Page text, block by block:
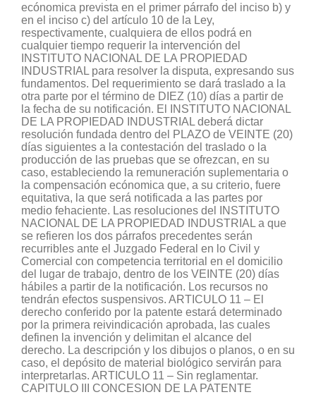
ecónomica prevista en el primer párrafo del inciso b) y
en el inciso c) del artículo 10 de la Ley,
respectivamente, cualquiera de ellos podrá en
cualquier tiempo requerir la intervención del
INSTITUTO NACIONAL DE LA PROPIEDAD
INDUSTRIAL para resolver la disputa, expresando sus
fundamentos. Del requerimiento se dará traslado a la
otra parte por el término de DIEZ (10) días a partir de
la fecha de su notificación. El INSTITUTO NACIONAL
DE LA PROPIEDAD INDUSTRIAL deberá dictar
resolución fundada dentro del PLAZO de VEINTE (20)
días siguientes a la contestación del traslado o la
producción de las pruebas que se ofrezcan, en su
caso, estableciendo la remuneración suplementaria o
la compensación ecónomica que, a su criterio, fuere
equitativa, la que será notificada a las partes por
medio fehaciente. Las resoluciones del INSTITUTO
NACIONAL DE LA PROPIEDAD INDUSTRIAL a que
se refieren los dos párrafos precedentes serán
recurribles ante el Juzgado Federal en lo Civil y
Comercial con competencia territorial en el domicilio
del lugar de trabajo, dentro de los VEINTE (20) días
hábiles a partir de la notificación. Los recursos no
tendrán efectos suspensivos. ARTICULO 11 – El
derecho conferido por la patente estará determinado
por la primera reivindicación aprobada, las cuales
definen la invención y delimitan el alcance del
derecho. La descripción y los dibujos o planos, o en su
caso, el depósito de material biológico servirán para
interpretarlas. ARTICULO 11 – Sin reglamentar.
CAPITULO III CONCESION DE LA PATENTE